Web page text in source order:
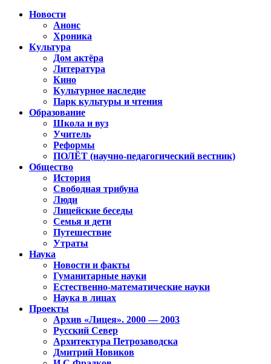
Новости
Анонс
Хроника
Культура
Дом актёра
Литература
Кино
Культурное наследие
Парк культуры и чтения
Образование
Школа и вуз
Учитель
Реформы
ПОЛЁТ (научно-педагогический вестник)
Общество
История
Свободная трибуна
Люди
Лицейские беседы
Семья и дети
Путешествие
Утраты
Наука
Новости и факты
Гуманитарные науки
Естественно-математические науки
Наука в лицах
Проекты
Архив «Лицея». 2000 — 2003
Русский Север
Архитектура Петрозаводска
Дмитрий Новиков